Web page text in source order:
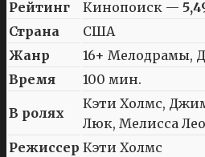
Рейтинг Кинопоиск —
Страна
США
Жанр
16+ Мелодрамы,
Время
100 мин.
В ролях
Кэти Холмс,
Люк, Мелисса
Режиссер Кэти Холмс